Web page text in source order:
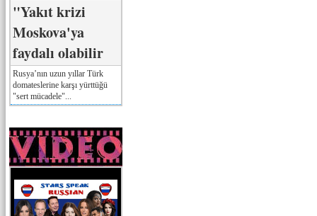
"Yakıt krizi
Moskova'ya
faydalı olabilir
Rusya’nın uzun yıllar Türk
domateslerine karşı yürttüğü
"sert mücadele"...